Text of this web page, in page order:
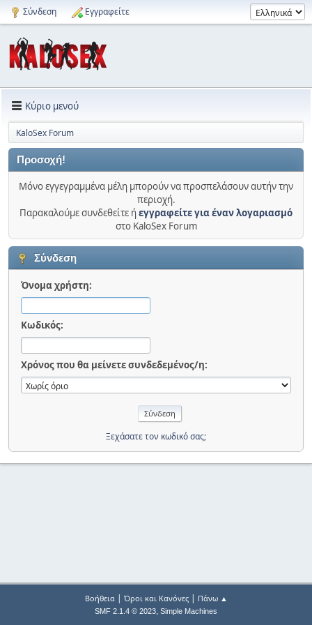
Σύνδεση Εγγραφείτε
Κύριο μενού
KaloSex Forum
Προσοχή!
Μόνο εγγεγραμμένα μέλη μπορούν να προσπελάσουν αυτήν την
περιοχή.
Παρακαλούμε συνδεθείτε ήεγγραφείτε για έναν λογαριασμό
στο KaloSex Forum
Σύνδεση
Όνομα χρήστη:
Κωδικός:
Χρόνος που θα μείνετε συνδεδεμένος/η:
Ξεχάσατε τον κωδικό σας;
Βοήθεια| Όροι και Κανόνες| Πάνω ▲
SMF 2.1.4 © 2023, Simple Machines